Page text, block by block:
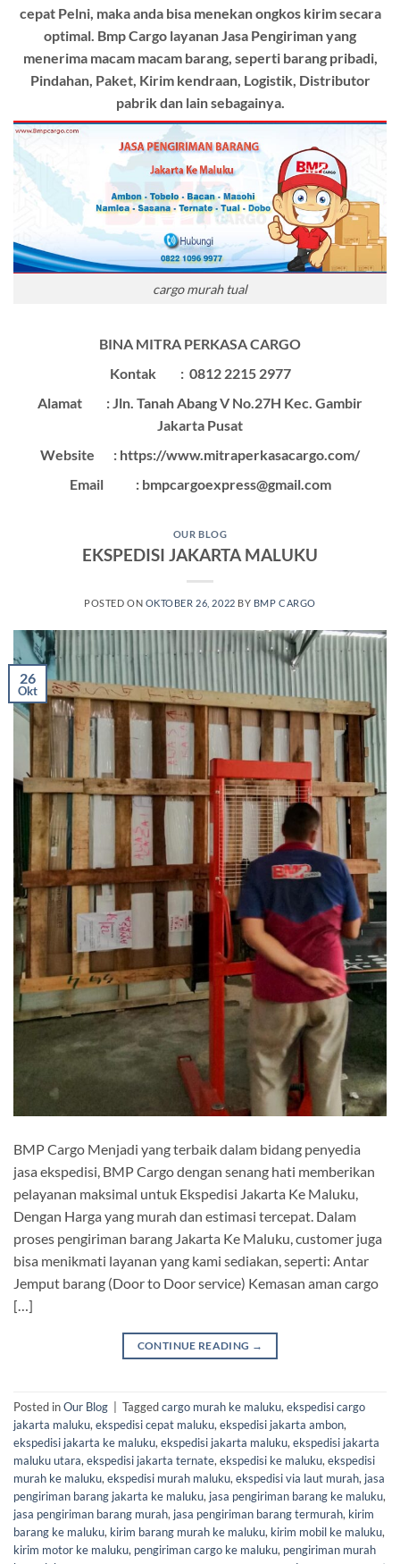
cepat Pelni, maka anda bisa menekan ongkos kirim secara
optimal. Bmp Cargo layanan Jasa Pengiriman yang
menerima macam macam barang, seperti barang pribadi,
Pindahan, Paket, Kirim kendraan, Logistik, Distributor
pabrik dan lain sebagainya.
cargo murah tual
BINA MITRA PERKASA CARGO
Kontak : 0812 2215 2977
Alamat : Jln. Tanah Abang V No.27H Kec. Gambir
Jakarta Pusat
Website : https://www.mitraperkasacargo.com/
Email : bmpcargoexpress@gmail.com
OUR BLOG
EKSPEDISI JAKARTA MALUKU
POSTED ON OKTOBER 26, 2022 BY BMP CARGO
26
Okt
BMP Cargo Menjadi yang terbaik dalam bidang penyedia
jasa ekspedisi, BMP Cargo dengan senang hati memberikan
pelayanan maksimal untuk Ekspedisi Jakarta Ke Maluku,
Dengan Harga yang murah dan estimasi tercepat. Dalam
proses pengiriman barang Jakarta Ke Maluku, customer juga
bisa menikmati layanan yang kami sediakan, seperti: Antar
Jemput barang (Door to Door service) Kemasan aman cargo
[…]
CONTINUE READING →
Posted inOur Blog Taggedcargo murah ke maluku, ekspedisi cargo
jakarta maluku, ekspedisi cepat maluku, ekspedisi jakarta ambon,
ekspedisi jakarta ke maluku, ekspedisi jakarta maluku, ekspedisi jakarta
maluku utara, ekspedisi jakarta ternate, ekspedisi ke maluku, ekspedisi
murah ke maluku, ekspedisi murah maluku, ekspedisi via laut murah, jasa
pengiriman barang jakarta ke maluku, jasa pengiriman barang ke maluku,
jasa pengiriman barang murah, jasa pengiriman barang termurah, kirim
barang ke maluku, kirim barang murah ke maluku, kirim mobil ke maluku,
kirim motor ke maluku, pengiriman cargo ke maluku, pengiriman murah